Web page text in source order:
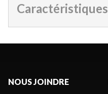
Caractéristiques
NOUS JOINDRE